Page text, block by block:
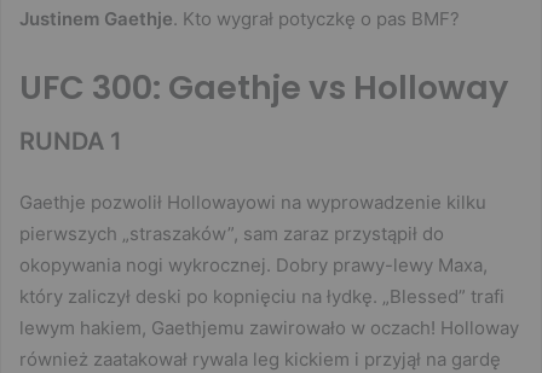
Justinem Gaethje. Kto wygrał potyczkę o pas BMF?
UFC 300: Gaethje vs Holloway
RUNDA 1
Gaethje pozwolił Hollowayowi na wyprowadzenie kilku
pierwszych „straszaków”, sam zaraz przystąpił do
okopywania nogi wykrocznej. Dobry prawy-lewy Maxa,
który zaliczył deski po kopnięciu na łydkę. „Blessed” trafi
lewym hakiem, Gaethjemu zawirowało w oczach! Holloway
również zaatakował rywala leg kickiem i przyjął na gardę